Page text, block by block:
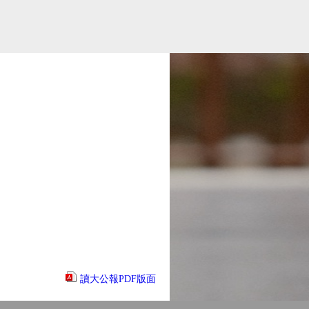
讀大公報PDF版面